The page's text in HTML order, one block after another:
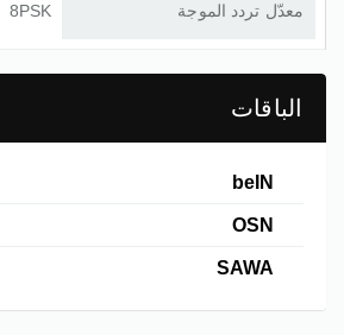
معدّل تردد الموجة 8PSK
الباقات
beIN
OSN
SAWA